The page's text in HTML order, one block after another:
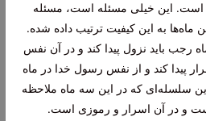
این خیلی مسئله است، مسئله
به این کیفیت ترتیب داده شده.
رجب باید نزول پیدا کند و در آن نفس
پیدا کند و از نفس رسول خدا در ماه
سلسله‌ای که در این سه ماه ملاحظه
و در آن اسرار و رموزی است.